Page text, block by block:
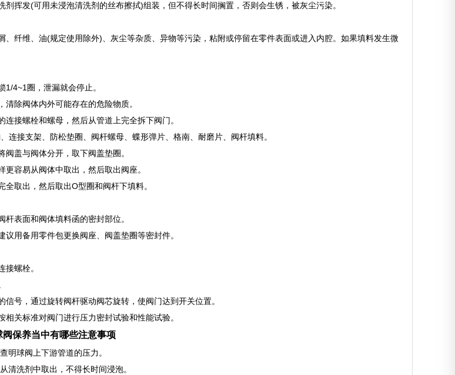
剂挥发(可用未浸泡清洗剂的丝布擦拭)组装，但不得长时间搁置，否则会生锈，被灰尘污染。
、纤维、油(规定使用除外)、灰尘等杂质、异物等污染，粘附或停留在零件表面或进入内腔。如果填料发生微
4~1圈，泄漏就会停止。
除阀体内外可能存在的危险物质。
连接螺栓和螺母，然后从管道上完全拆下阀门。
连接支架、防松垫圈、阀杆螺母、蝶形弹片、格南、耐磨片、阀杆填料。
盖与阀体分开，取下阀盖垫圈。
容易从阀体中取出，然后取出阀座。
取出，然后取出O型圈和阀杆下填料。
表面和阀体填料函的密封部位。
议用备用零件包更换阀座、阀盖垫圈等密封件。
接螺栓。
信号，通过旋转阀杆驱动阀芯旋转，使阀门达到开关位置。
相关标准对阀门进行压力密封试验和性能试验。
保养当中有哪些注意事项
明球阀上下游管道的压力。
清洗剂中取出，不得长时间浸泡。